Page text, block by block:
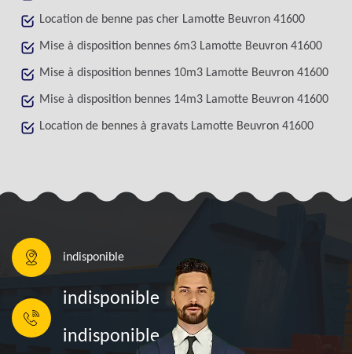
Location de benne pas cher Lamotte Beuvron 41600
Mise à disposition bennes 6m3 Lamotte Beuvron 41600
Mise à disposition bennes 10m3 Lamotte Beuvron 41600
Mise à disposition bennes 14m3 Lamotte Beuvron 41600
Location de bennes à gravats Lamotte Beuvron 41600
indisponible
indisponible
indisponible